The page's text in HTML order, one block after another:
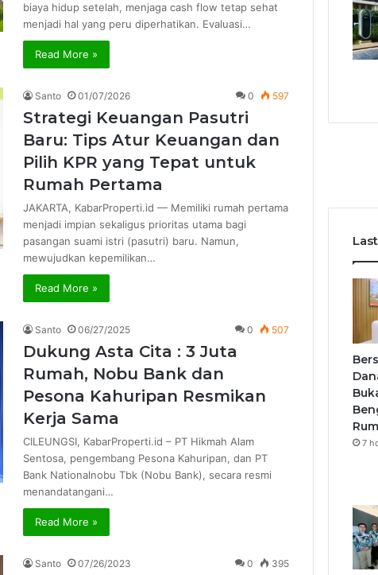
biaya hidup setelah, menjaga cash flow tetap sehat
menjadi hal yang peru diperhatikan. Evaluasi…
Read More »
Santo 01/07/2026 0 597
Strategi Keuangan Pasutri
Baru: Tips Atur Keuangan dan
Pilih KPR yang Tepat untuk
Rumah Pertama
JAKARTA, KabarProperti.id — Memiliki rumah pertama
menjadi impian sekaligus prioritas utama bagi
pasangan suami istri (pasutri) baru. Namun,
mewujudkan kepemilikan…
Read More »
Santo 06/27/2025 0 507
Dukung Asta Cita : 3 Juta
Rumah, Nobu Bank dan
Pesona Kahuripan Resmikan
Kerja Sama
CILEUNGSI, KabarProperti.id – PT Hikmah Alam
Sentosa, pengembang Pesona Kahuripan, dan PT
Bank Nationalnobu Tbk (Nobu Bank), secara resmi
menandatangani…
Read More »
Santo 07/26/2023 0 395
7